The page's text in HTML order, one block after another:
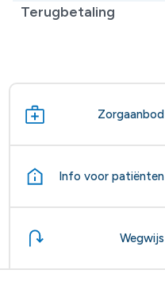
Terugbetaling
Zorgaanbod
Info voor patiënten
Wegwijs